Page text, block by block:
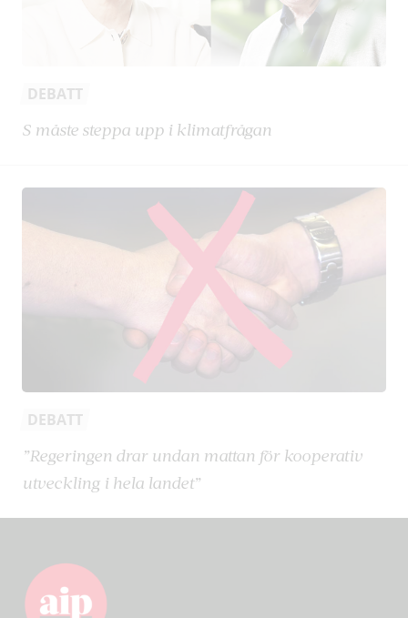
DEBATT
S måste steppa upp i klimatfrågan
DEBATT
”Regeringen drar undan mattan för kooperativ
utveckling i hela landet”